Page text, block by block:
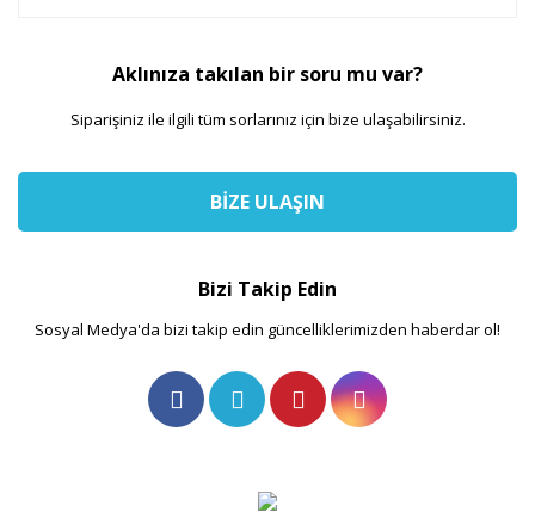
Aklınıza takılan bir soru mu var?
Siparişiniz ile ilgili tüm sorlarınız için bize ulaşabilirsiniz.
BİZE ULAŞIN
Bizi Takip Edin
Sosyal Medya'da bizi takip edin güncelliklerimizden haberdar ol!